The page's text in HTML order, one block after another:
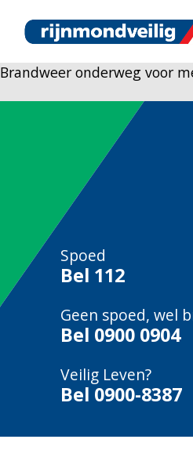
Brandweer onderweg voor
Spoed
Bel 112
Geen spoed, wel
Bel 0900 0904
Veilig Leven?
Bel 0900-8387